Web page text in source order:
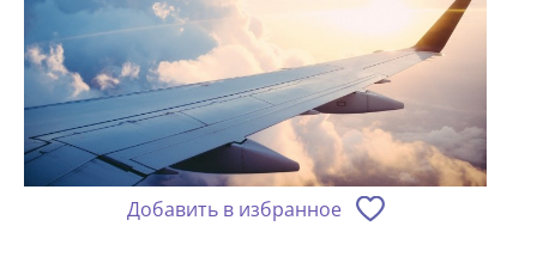
Добавить в избранное